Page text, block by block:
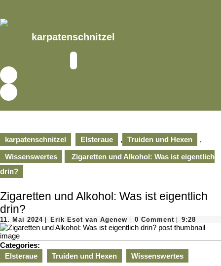
content
karpatenschnitzel
Button
karpatenschnitzel Elsteraue , Truiden und Hexen ,
Wissenswertes
Zigaretten und Alkohol: Was ist eigentlich
drin?
Zigaretten und Alkohol: Was ist eigentlich
drin?
11. Mai 202411.
Mai
Erik Esot van AgenewErik
Esot
Agenew
0 Comment 9:28
Categories:
Elsteraue
Truiden und Hexen
Wissenswertes